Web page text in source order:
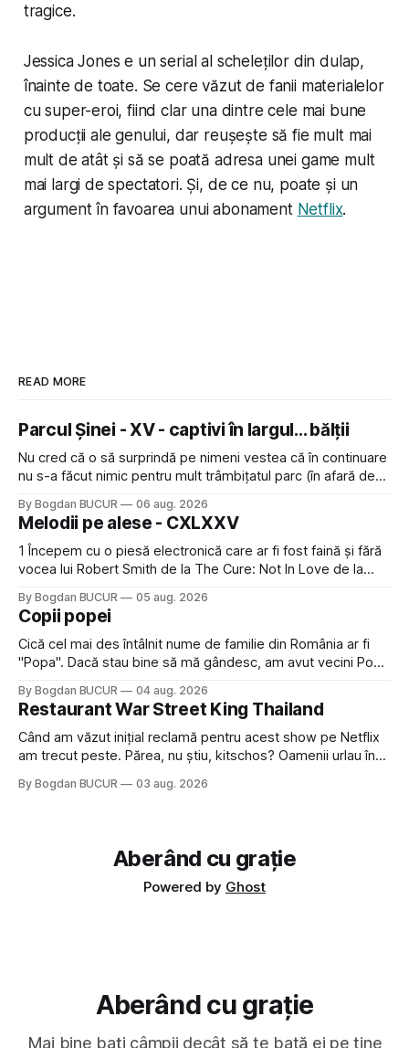
tragice.
Jessica Jones e un serial al scheleților din dulap,
înainte de toate. Se cere văzut de fanii materialelor
cu super-eroi, fiind clar una dintre cele mai bune
producții ale genului, dar reușește să fie mult mai
mult de atât și să se poată adresa unei game mult
mai largi de spectatori. Și, de ce nu, poate și un
argument în favoarea unui abonament Netflix.
READ MORE
Parcul Șinei - XV - captivi în largul... bălții
Nu cred că o să surprindă pe nimeni vestea că în continuare
nu s-a făcut nimic pentru mult trâmbițatul parc (în afară de
timp pui și latră prin gard la lumea care trece prin zonă). Am
avut, în schimb, o belea
By Bogdan BUCUR 06 aug. 2026
Melodii pe alese - CXLXXV
1 Începem cu o piesă electronică care ar fi fost faină și fără
vocea lui Robert Smith de la The Cure: Not In Love de la
a dovedit că jumătatea masculină a acelui duo era cam
dubioasă...) 2. Băgăm la
By Bogdan BUCUR 05 aug. 2026
Copii popei
Cică cel mai des întâlnit nume de familie din România ar fi
"Popa". Dacă stau bine să mă gândesc, am avut vecini Popa
Dexonline spune de etimologia termenului de popă că ar
veni din slava veche, popŭ,
By Bogdan BUCUR 04 aug. 2026
Restaurant War Street King Thailand
Când am văzut inițial reclamă pentru acest show pe Netflix
am trecut peste. Părea, nu știu, kitschos? Oamenii urlau în
fine dining din alte show-uri... așa că am zis pas. Apoi ceva,
By Bogdan BUCUR 03 aug. 2026
Aberând cu grație
Powered by Ghost
Aberând cu grație
Mai bine bați câmpii decât să te bată ei pe tine